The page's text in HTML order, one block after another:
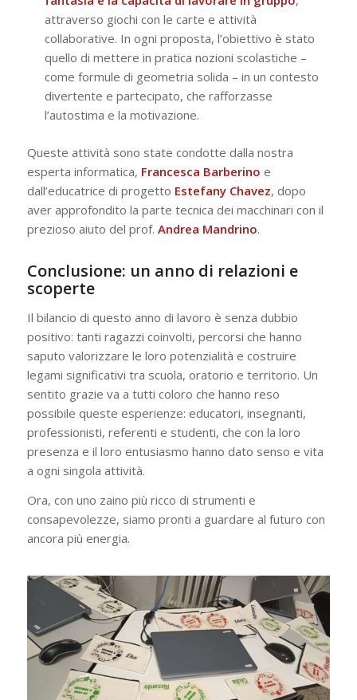
attraverso giochi con le carte e attività
collaborative. In ogni proposta, l’obiettivo è stato
quello di mettere in pratica nozioni scolastiche –
come formule di geometria solida – in un contesto
divertente e partecipato, che rafforzasse
l’autostima e la motivazione.
Queste attività sono state condotte dalla nostra
esperta informatica, Francesca Barberino e
dall’educatrice di progetto Estefany Chavez, dopo
aver approfondito la parte tecnica dei macchinari con il
prezioso aiuto del prof. Andrea Mandrino.
Conclusione: un anno di relazioni e
scoperte
Il bilancio di questo anno di lavoro è senza dubbio
positivo: tanti ragazzi coinvolti, percorsi che hanno
saputo valorizzare le loro potenzialità e costruire
legami significativi tra scuola, oratorio e territorio. Un
sentito grazie va a tutti coloro che hanno reso
possibile queste esperienze: educatori, insegnanti,
professionisti, referenti e studenti, che con la loro
presenza e il loro entusiasmo hanno dato senso e vita
a ogni singola attività.
Ora, con uno zaino più ricco di strumenti e
consapevolezze, siamo pronti a guardare al futuro con
ancora più energia.